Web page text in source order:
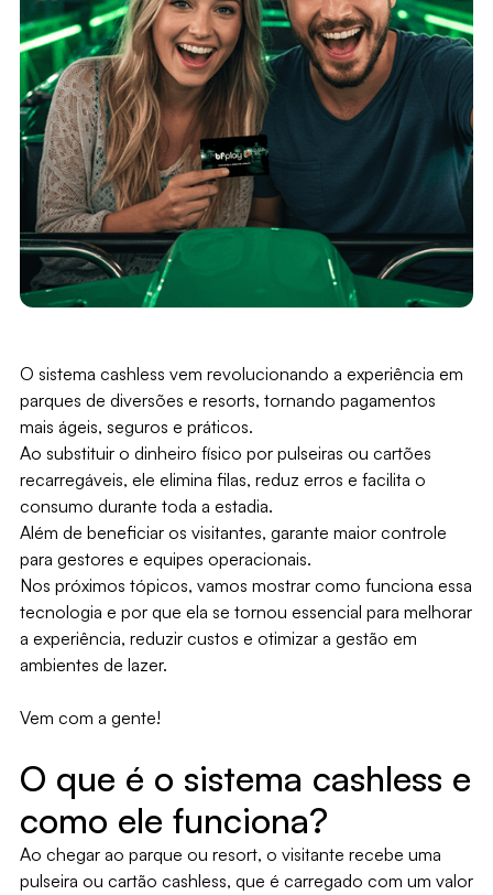
O sistema cashless vem revolucionando a experiência em
parques de diversões e resorts, tornando pagamentos
mais ágeis, seguros e práticos.
Ao substituir o dinheiro físico por pulseiras ou cartões
recarregáveis, ele elimina filas, reduz erros e facilita o
consumo durante toda a estadia.
Além de beneficiar os visitantes, garante maior controle
para gestores e equipes operacionais.
Nos próximos tópicos, vamos mostrar como funciona essa
tecnologia e por que ela se tornou essencial para melhorar
a experiência, reduzir custos e otimizar a gestão em
ambientes de lazer.
Vem com a gente!
O que é o sistema cashless e
como ele funciona?
Ao chegar ao parque ou resort, o visitante recebe uma
pulseira ou cartão cashless, que é carregado com um valor